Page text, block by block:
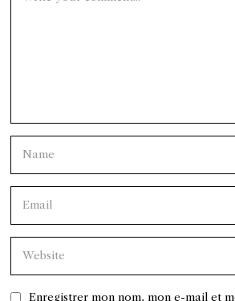
Enregistrer mon nom, mon e-mail et